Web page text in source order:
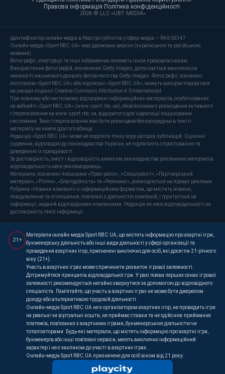
Правова інформація· Політика конфіденційності·
2026 © LLC «UBT MEDIA»
Ідентифікатор онлайн-медіа в Реєстрі суб’єктів у сфері медіа — R40-05347
Онлайн-медіа «Sport RBC.UA» має двомовну версію (українською та російською
мовами).
Фотографії, ілюстрації та інші зображення належать їхнім правовласникам.
Використання фотографій, позначених Getty Images, допускається виключно за
наявності письмового дозволу фотоагентства Getty Images. Фотографії, позначені
логотипом «Sport RBC.UA» або підписані «Sport RBC.UA», можуть використовуватися
на умовах ліцензії Creative Commons Attribution 4.0 International.
При повному або частковому відтворенні інформаційних матеріалів, опублікованих
на вебсайті «Sport RBC.UA» (www.sport.rbc.ua), обов'язковим є розміщення активного
гіперпосилання на www.sport.rbc.ua, відкритого для індексації пошуковими
системами. Таке гіперпосилання має бути розміщене безпосередньо в тексті
матеріалу не нижче другого абзацу.
Редакція «Sport RBC.UA» може не поділяти точку зору авторів публікацій. Оціночні
судження, відповідно до законодавства України, не підлягають спростуванню та
доведенню їх правдивості.
За достовірність, зміст і відповідність вимогам законодавства рекламних матеріалів
відповідальність несе рекламодавець.
Матеріали, позначені плашками «Прес-реліз», «Спецпроєкт», «Партнерський
матеріал», «Promo», «Благодійність» та «Резонанс», розміщуються на правах реклами.
Рубрика «Новини компанії» є інформаційним форматом, що містить новини,
повідомлення та оголошення, пов'язані з діяльністю компаній, і ґрунтується на
інформації, наданій відповідними компаніями. Редакція не несе відповідальності за
достовірність такої інформації.
21+
Матеріали онлайн-медіа Sport RBC.UA, що містять інформацію про азартні ігри,
букмекерську діяльність або інші види діяльності у сфері організації та
проведення азартних ігор, призначені виключно для осіб, які досягли 21-річного
віку (21+).
Участь в азартних іграх може спричинити розвиток ігрової залежності.
Дотримуйтеся принципів відповідальної гри. У разі появи перших ознак ігрової
залежності рекомендується негайно звернутися за допомогою до відповідного
спеціаліста. Пам'ятайте, що участь в азартних іграх не може бути джерелом
доходу або альтернативою трудовій діяльності.
Онлайн-медіа Sport RBC.UA не є організатором азартних ігор, не проводить ігри
на реальні чи віртуальні кошти, не приймає ставки та не здійснює приймання
платежів, пов'язаних з азартними іграми, букмекерською діяльністю чи
тоталізаторами. Будь-які матеріали, що містять інформацію про азартні ігри,
букмекерів або інші пов'язані сервіси, мають виключно інформаційний
характер і не є закликом до участі в азартних іграх.
Онлайн-медіа Sport RBC.UA призначене для осіб віком від 21 року.